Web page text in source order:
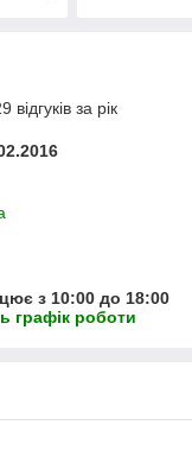
за рік
з 10:00 до 18:00
графік роботи